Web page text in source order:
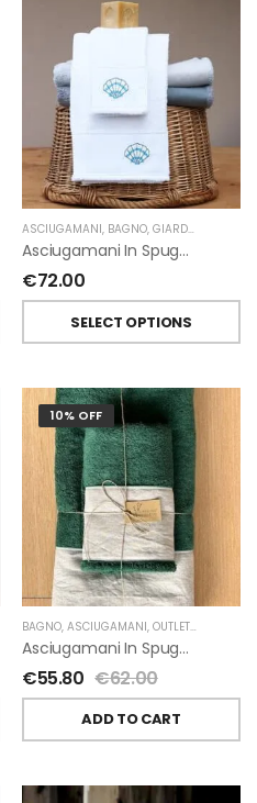
GIARDINO SEGRETO
ASCIUGAMANI, BAGNO, GIARDINO SEGRETO
Asciugamani In Spugna Con Ricami Marini Di Giardino Segreto.
€72.00
SELECT OPTIONS
10% OFF
BAGNO, ASCIUGAMANI, OUTLET,
Asciugamani In Spugna E Lino Di Giardino Segreto
€55.80 €62.00
ADD TO CART